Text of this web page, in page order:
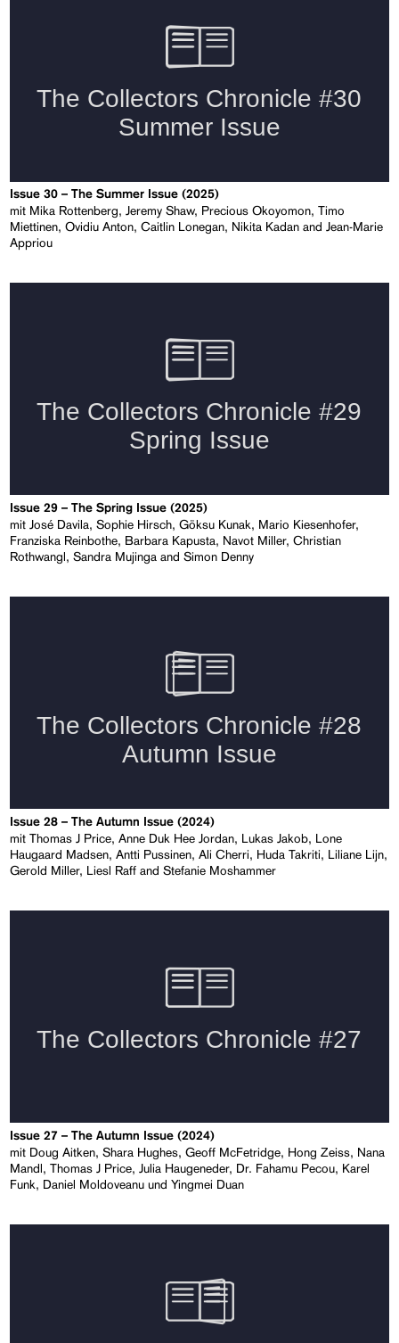
Issue 30 – The Summer Issue (2025)
mit Mika Rottenberg, Jeremy Shaw, Precious Okoyomon, Timo
Miettinen, Ovidiu Anton, Caitlin Lonegan, Nikita Kadan and Jean-Marie
Appriou
Issue 29 – The Spring Issue (2025)
mit José Davila, Sophie Hirsch, Göksu Kunak, Mario Kiesenhofer,
Franziska Reinbothe, Barbara Kapusta, Navot Miller, Christian
Rothwangl, Sandra Mujinga and Simon Denny
Issue 28 – The Autumn Issue (2024)
mit Thomas J Price, Anne Duk Hee Jordan, Lukas Jakob, Lone
Haugaard Madsen, Antti Pussinen, Ali Cherri, Huda Takriti, Liliane Lijn,
Gerold Miller, Liesl Raff and Stefanie Moshammer
Issue 27 – The Autumn Issue (2024)
mit Doug Aitken, Shara Hughes, Geoff McFetridge, Hong Zeiss, Nana
Mandl, Thomas J Price, Julia Haugeneder, Dr. Fahamu Pecou, Karel
Funk, Daniel Moldoveanu und Yingmei Duan